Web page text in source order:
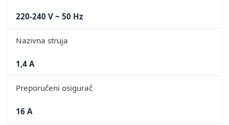
220-240 V ~ 50 Hz
Nazivna struja
1,4 A
Preporučeni osigurač
16 A